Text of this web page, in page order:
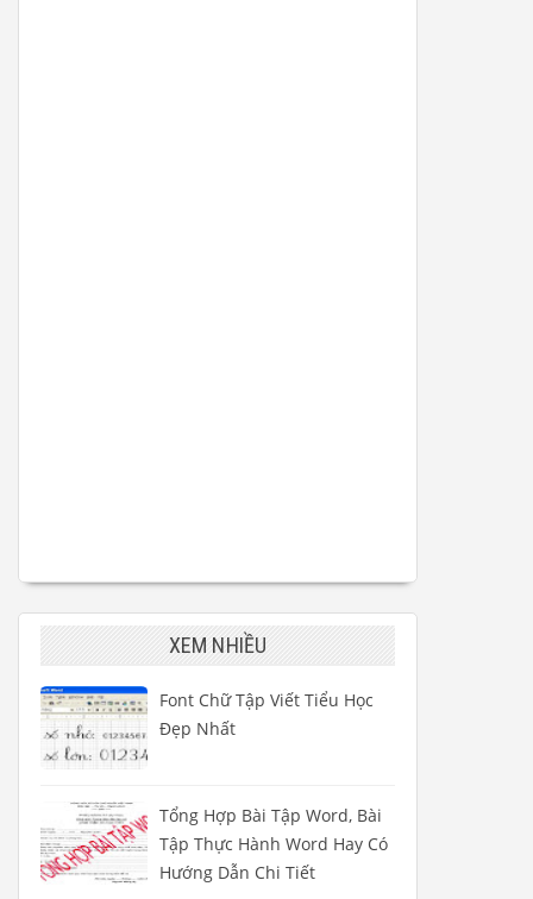
XEM NHIỀU
Font Chữ Tập Viết Tiểu Học
Đẹp Nhất
Tổng Hợp Bài Tập Word, Bài
Tập Thực Hành Word Hay Có
Hướng Dẫn Chi Tiết